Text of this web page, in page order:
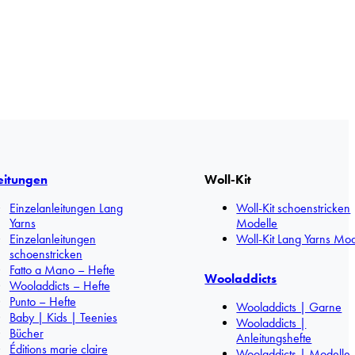
Einzelanleitungen Lang
Yarns
Einzelanleitungen
schoenstricken
Fatto a Mano – Hefte
Wooladdicts – Hefte
Punto – Hefte
Baby | Kids | Teenies
Bücher
Éditions marie claire
Woll-Kit
Woll-Kit schoenstricken
Modelle
Woll-Kit Lang Yarns
Wooladdicts
Wooladdicts | Garne
Wooladdicts |
Anleitungshefte